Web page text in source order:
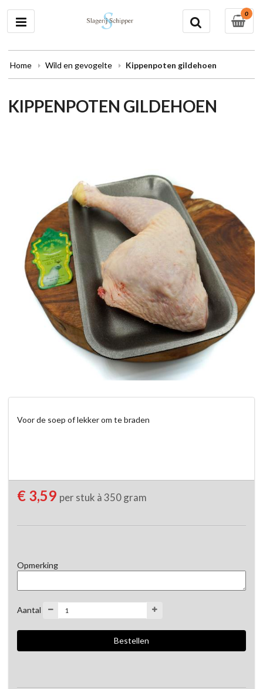
0
Home Wild en gevogelte Kippenpoten gildehoen
KIPPENPOTEN GILDEHOEN
Voor de soep of lekker om te braden
€ 3,59 per stuk à 350 gram
Opmerking
Aantal